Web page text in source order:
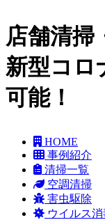
店舗清掃
新型コロ
可能！
HOME
事例紹介
清掃一覧
空調清掃
害虫駆除
ウイルス